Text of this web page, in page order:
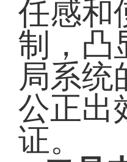
任感和
制，凸
局系统
公正出
证。